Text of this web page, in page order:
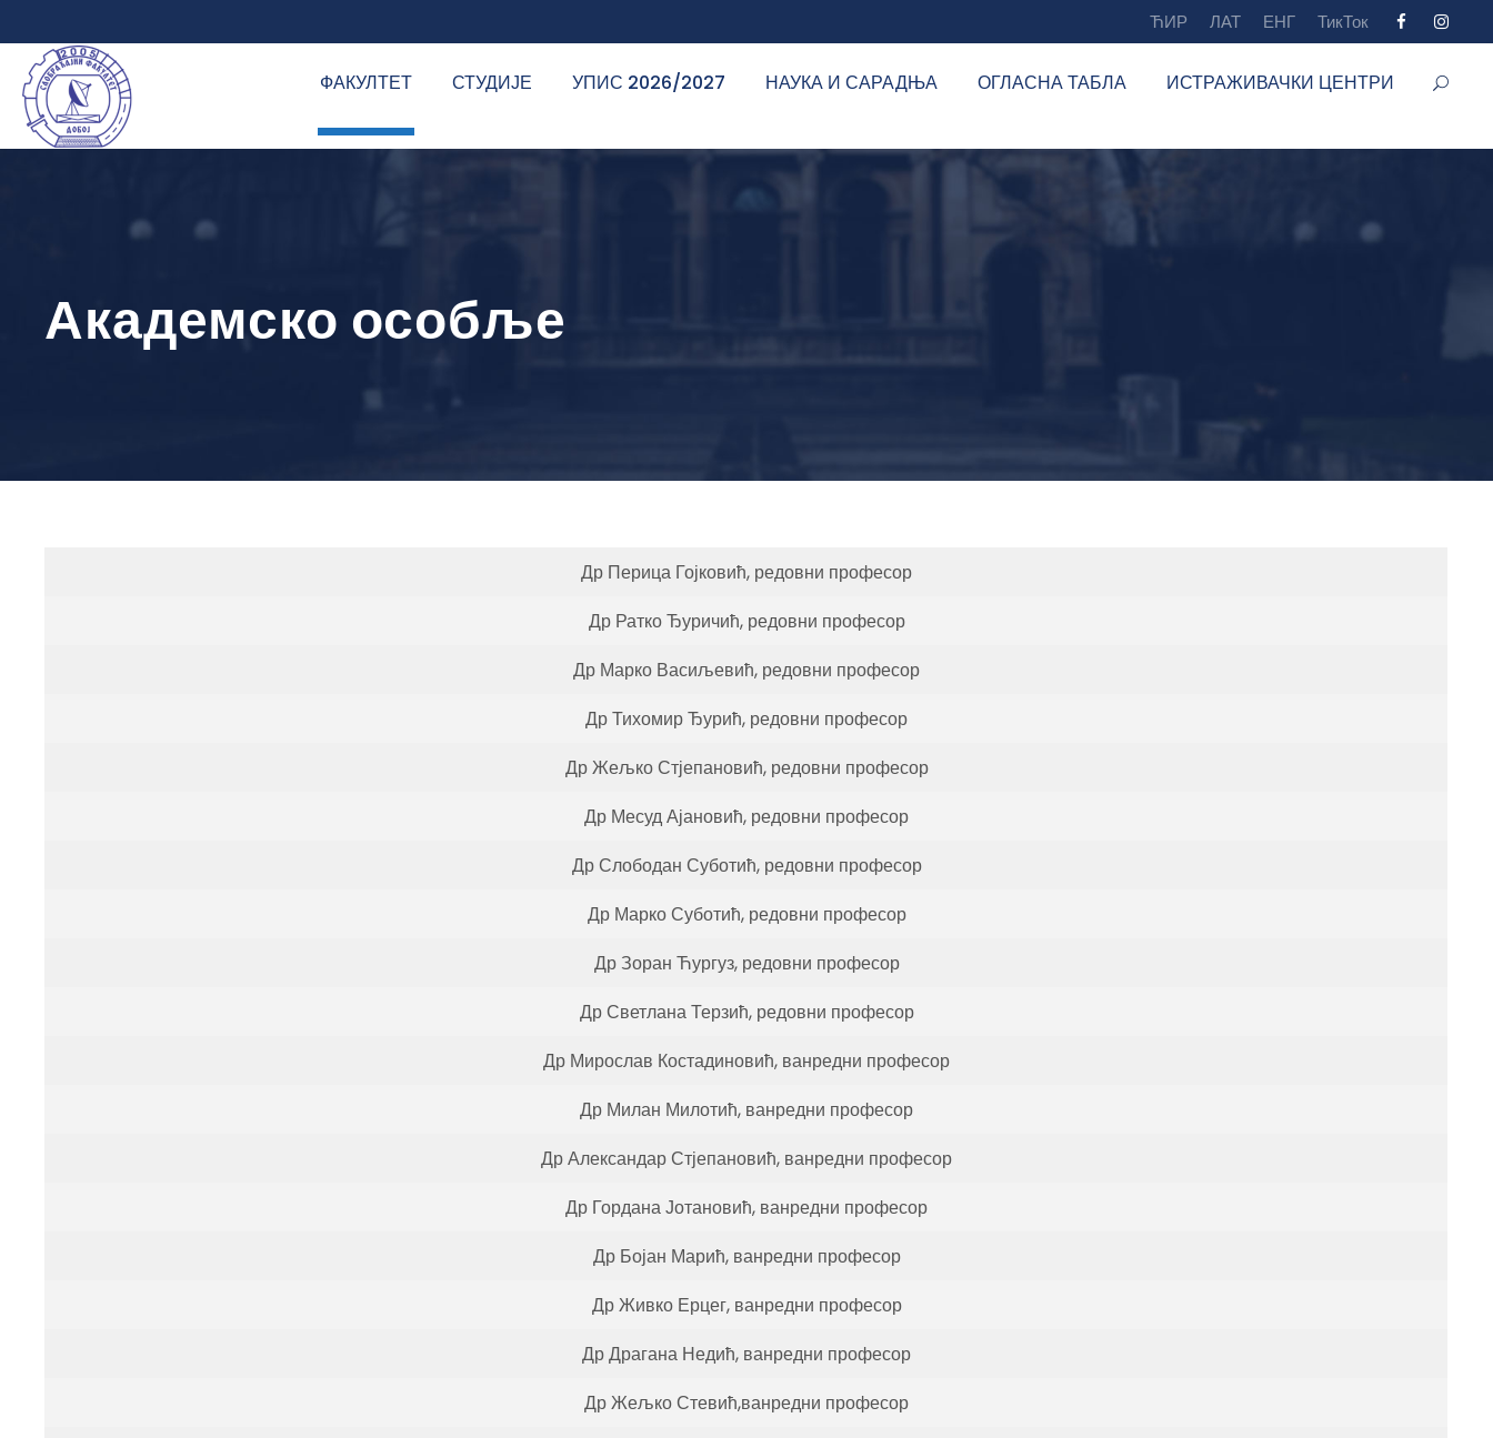
ЋИР ЛАТ ЕНГ ТикТок
ФАКУЛТЕТ СТУДИЈЕ УПИС 2026/2027 НАУКА И САРАДЊА ОГЛАСНА ТАБЛА ИСТРАЖИВАЧКИ ЦЕНТРИ
Академско особље
Др Перица Гојковић, редовни професор
Др Ратко Ђуричић, редовни професор
Др Марко Васиљевић, редовни професор
Др Тихомир Ђурић, редовни професор
Др Жељко Стјепановић, редовни професор
Др Месуд Ајановић, редовни професор
Др Слободан Суботић, редовни професор
Др Марко Суботић, редовни професор
Др Зоран Ћургуз, редовни професор
Др Светлана Терзић, редовни професор
Др Мирослав Костадиновић, ванредни професор
Др Милан Милотић, ванредни професор
Др Александар Стјепановић, ванредни професор
Др Гордана Јотановић, ванредни професор
Др Бојан Марић, ванредни професор
Др Живко Ерцег, ванредни професор
Др Драгана Недић, ванредни професор
Др Жељко Стевић,ванредни професор